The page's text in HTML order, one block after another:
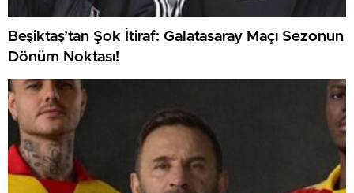
Beşiktaş’tan Şok İtiraf: Galatasaray Maçı Sezonun
Dönüm Noktası!